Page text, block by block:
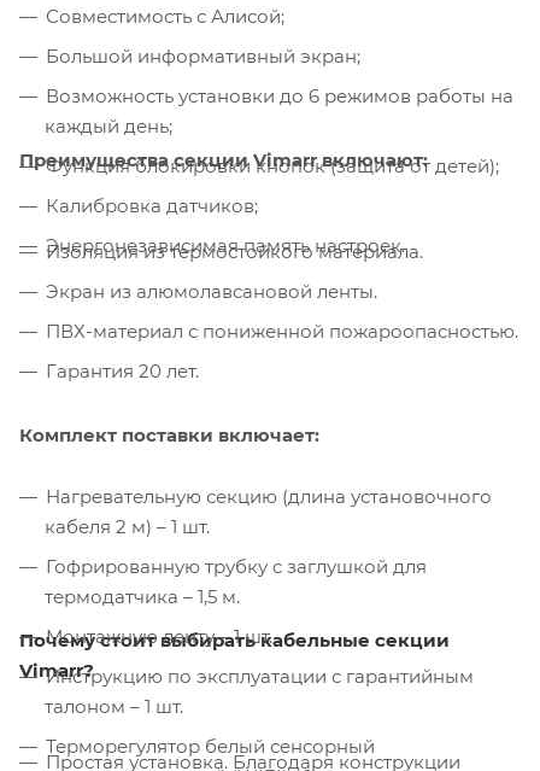
Совместимость с Алисой;
Большой информативный экран;
Возможность установки до 6 режимов работы на
каждый день;
Функция блокировки кнопок (защита от детей);
Калибровка датчиков;
Энергонезависимая память настроек.
Преимущества секции Vimarr включают:
Изоляция из термостойкого материала.
Экран из алюмолавсановой ленты.
ПВХ-материал с пониженной пожароопасностью.
Гарантия 20 лет.
Комплект поставки включает:
Нагревательную секцию (длина установочного
кабеля 2 м) – 1 шт.
Гофрированную трубку с заглушкой для
термодатчика – 1,5 м.
Монтажную ленту – 1 шт.
Инструкцию по эксплуатации с гарантийным
талоном – 1 шт.
Терморегулятор белый сенсорный
Почему стоит выбирать кабельные секции
Vimarr?
Простая установка. Благодаря конструкции